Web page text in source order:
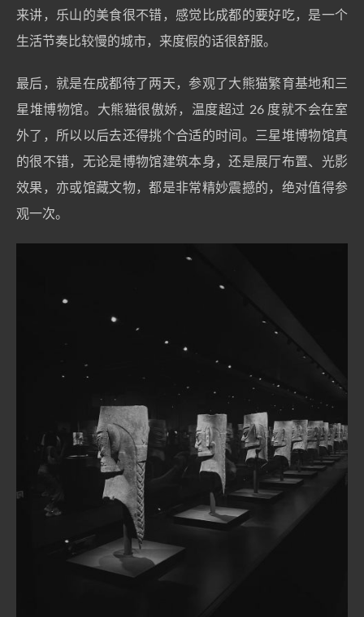
来讲，乐山的美食很不错，感觉比成都的要好吃，是一个
生活节奏比较慢的城市，来度假的话很舒服。
最后，就是在成都待了两天，参观了大熊猫繁育基地和三
星堆博物馆。大熊猫很傲娇，温度超过 26 度就不会在室
外了，所以以后去还得挑个合适的时间。三星堆博物馆真
的很不错，无论是博物馆建筑本身，还是展厅布置、光影
效果，亦或馆藏文物，都是非常精妙震撼的，绝对值得参
观一次。